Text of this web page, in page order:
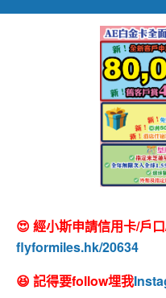
😍 經小斯申請信用卡/戶
flyformiles.hk/20634
😆 記得要follow埋我